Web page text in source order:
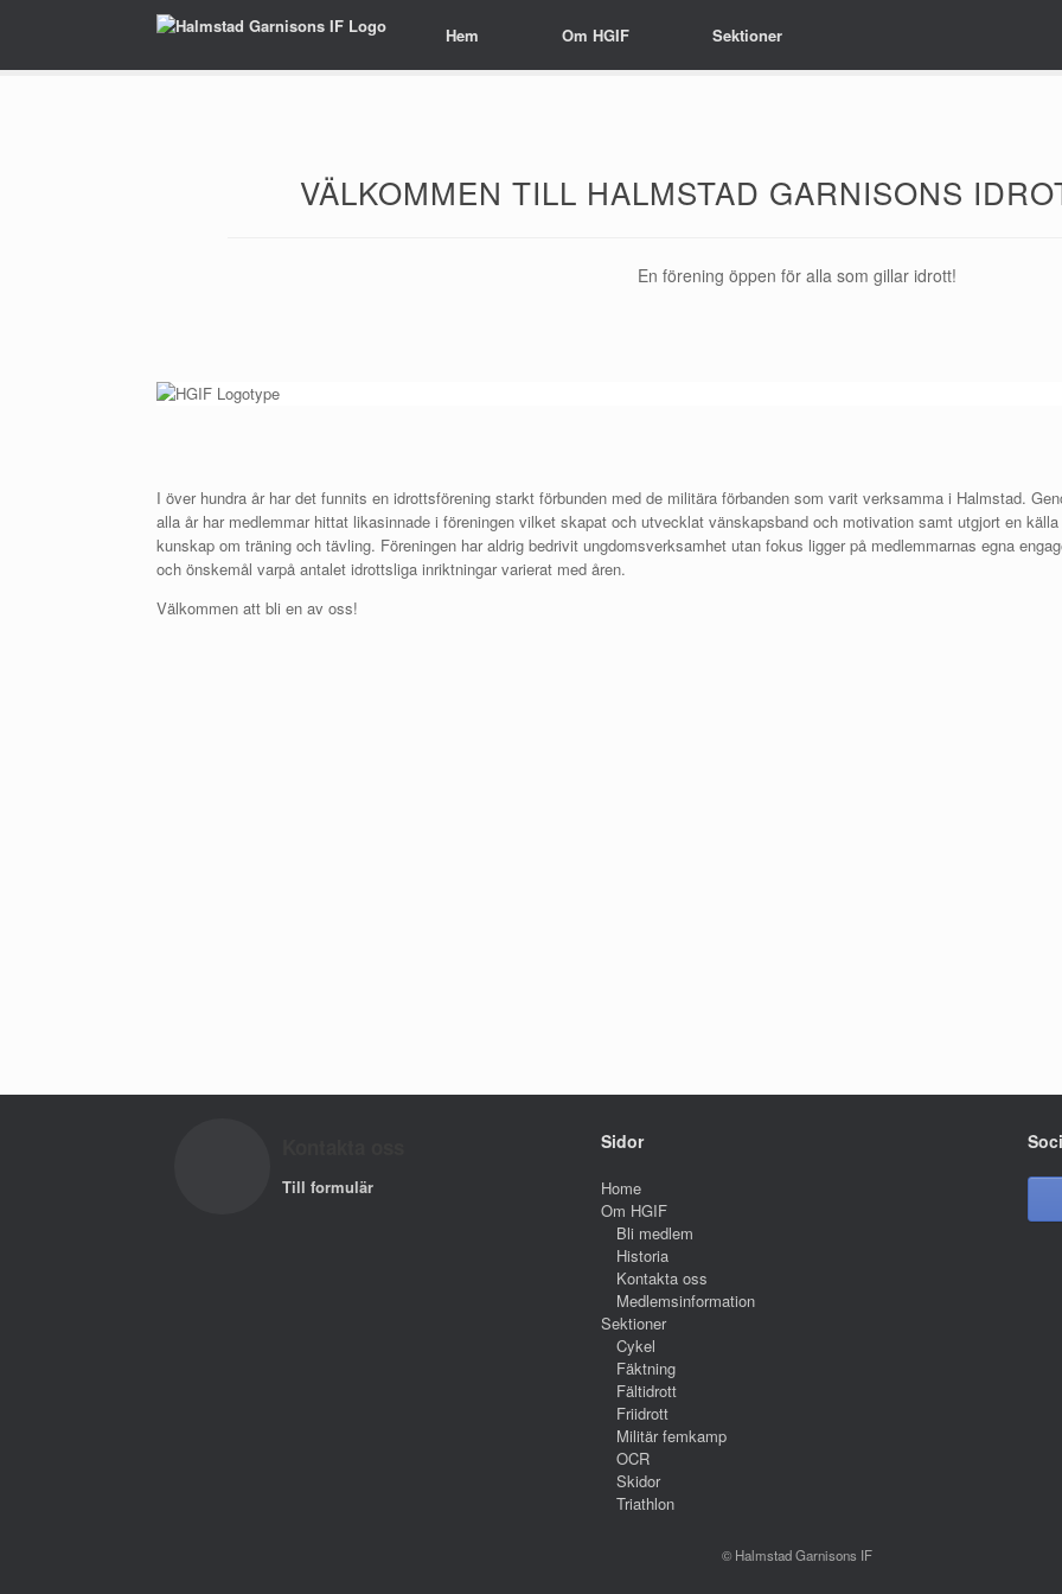
Hem Om HGIF Sektioner
VÄLKOMMEN TILL HALMSTAD GARNISONS
En förening öppen för alla som gillar idrott!
I över hundra år har det funnits en idrottsförening starkt förbunden med de militära förbanden som varit verksamma i Halmstad.
alla år har medlemmar hittat likasinnade i föreningen vilket skapat och utvecklat vänskapsband och motivation samt utgjort en
kunskap om träning och tävling. Föreningen har aldrig bedrivit ungdomsverksamhet utan fokus ligger på medlemmarnas egna
och önskemål varpå antalet idrottsliga inriktningar varierat med åren.
Välkommen att bli en av oss!
Till formulär
Sidor
Home
Om HGIF
Bli medlem
Historia
Kontakta oss
Medlemsinformation
Sektioner
Cykel
Fäktning
Fältidrott
Friidrott
Militär femkamp
OCR
Skidor
Triathlon
© Halmstad Garnisons IF